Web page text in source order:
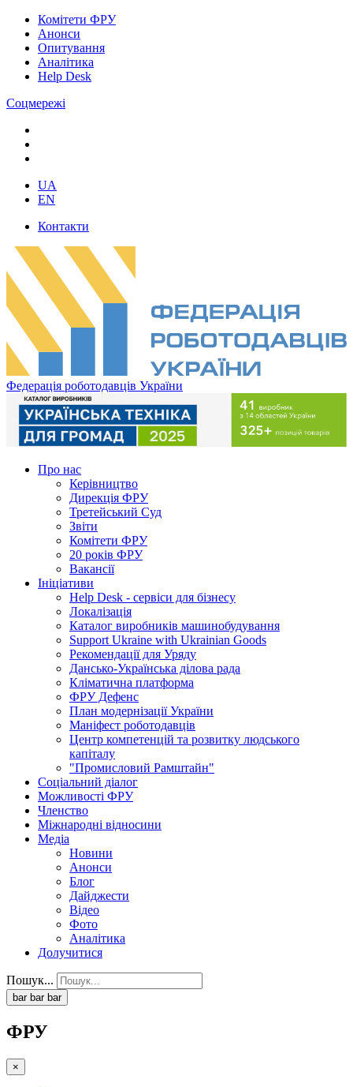
Комітети ФРУ
Анонси
Опитування
Аналітика
Help Desk
Соцмережі
UA
EN
Контакти
Федерація роботодавців України
Про нас
Керівництво
Дирекція ФРУ
Третейський Суд
Звіти
Комітети ФРУ
20 років ФРУ
Вакансії
Ініціативи
Help Desk - сервіси для бізнесу
Локалізація
Каталог виробників машинобудування
Support Ukraine with Ukrainian Goods
Рекомендації для Уряду
Дансько-Українська ділова рада
Кліматична платформа
ФРУ Дефенс
План модернізації України
Маніфест роботодавців
Центр компетенцій та розвитку людського
капіталу
"Промисловий Рамштайн"
Соціальний діалог
Можливості ФРУ
Членство
Міжнародні відносини
Медіа
Новини
Анонси
Блог
Дайджести
Відео
Фото
Аналітика
Долучитися
Пошук...
bar bar bar
ФРУ
×